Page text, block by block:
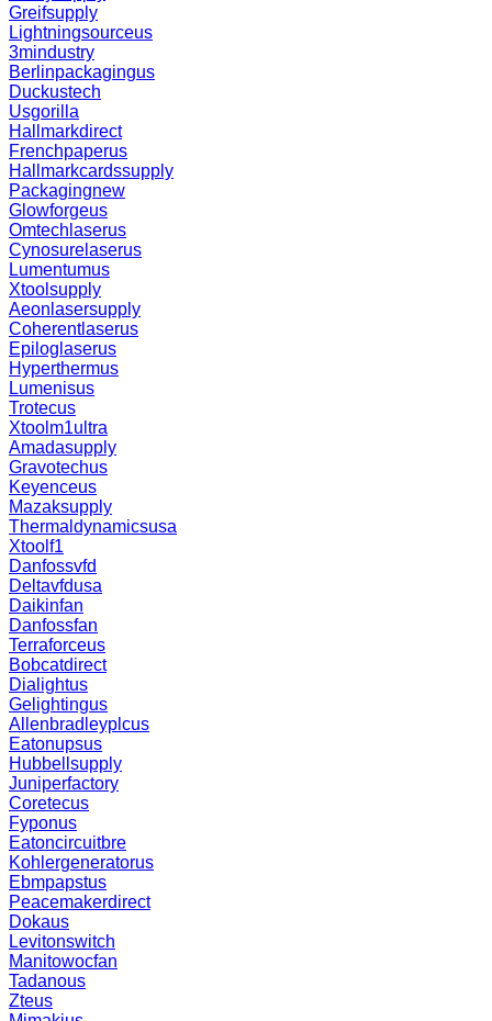
Greifsupply
Lightningsourceus
3mindustry
Berlinpackagingus
Duckustech
Usgorilla
Hallmarkdirect
Frenchpaperus
Hallmarkcardssupply
Packagingnew
Glowforgeus
Omtechlaserus
Cynosurelaserus
Lumentumus
Xtoolsupply
Aeonlasersupply
Coherentlaserus
Epiloglaserus
Hyperthermus
Lumenisus
Trotecus
Xtoolm1ultra
Amadasupply
Gravotechus
Keyenceus
Mazaksupply
Thermaldynamicsusa
Xtoolf1
Danfossvfd
Deltavfdusa
Daikinfan
Danfossfan
Terraforceus
Bobcatdirect
Dialightus
Gelightingus
Allenbradleyplcus
Eatonupsus
Hubbellsupply
Juniperfactory
Coretecus
Fyponus
Eatoncircuitbre
Kohlergeneratorus
Ebmpapstus
Peacemakerdirect
Dokaus
Levitonswitch
Manitowocfan
Tadanous
Zteus